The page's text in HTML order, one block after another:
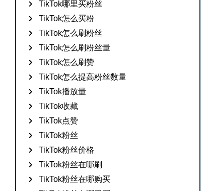
TikTok哪里买粉丝
TikTok怎么买粉
TikTok怎么刷粉丝
TikTok怎么刷粉丝量
TikTok怎么刷赞
TikTok怎么提高粉丝数量
TikTok播放量
TikTok收藏
TikTok点赞
TikTok粉丝
TikTok粉丝价格
TikTok粉丝在哪刷
TikTok粉丝在哪购买